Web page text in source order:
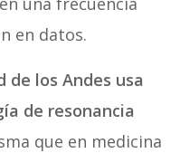
en datos.
de los Andes usa
de resonancia
que en medicina